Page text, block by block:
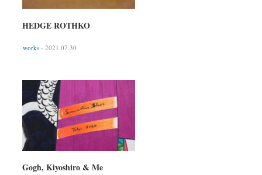
HEDGE ROTHKO
works - 2021.07.30
Gogh, Kiyoshiro & Me